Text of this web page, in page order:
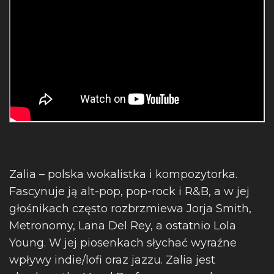
Zalia – polska wokalistka i kompozytorka.
Fascynuje ją alt-pop, pop-rock i R&B, a w jej
głośnikach często rozbrzmiewa Jorja Smith,
Metronomy, Lana Del Rey, a ostatnio Lola
Young. W jej piosenkach słychać wyraźne
wpływy indie/lofi oraz jazzu. Zalia jest